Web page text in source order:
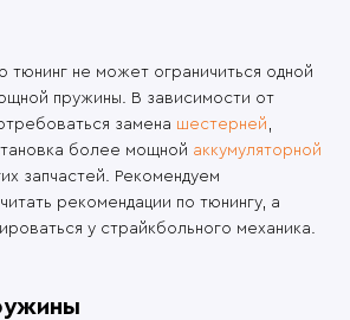
тюнинг не может ограничиться одной
пружины. В зависимости от
замена шестерней ,
более мощной аккумуляторной
запчастей. Рекомендуем
рекомендации по тюнингу, а
у страйкбольного механика.